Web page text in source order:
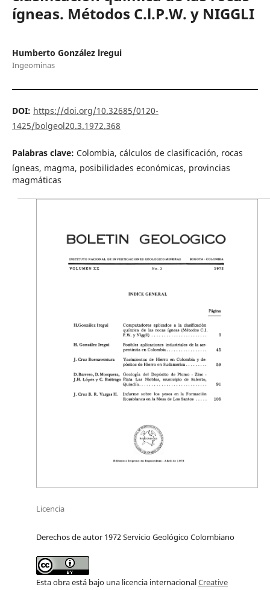
ígneas. Métodos C.l.P.W. y NIGGLI
Humberto González lregui
Ingeominas
DOI: https://doi.org/10.32685/0120-
1425/bolgeol20.3.1972.368
Palabras clave: Colombia, cálculos de clasificación, rocas
ígneas, magma, posibilidades económicas, provincias
magmáticas
Licencia
Derechos de autor 1972 Servicio Geológico Colombiano
Esta obra está bajo una licencia internacionalCreative